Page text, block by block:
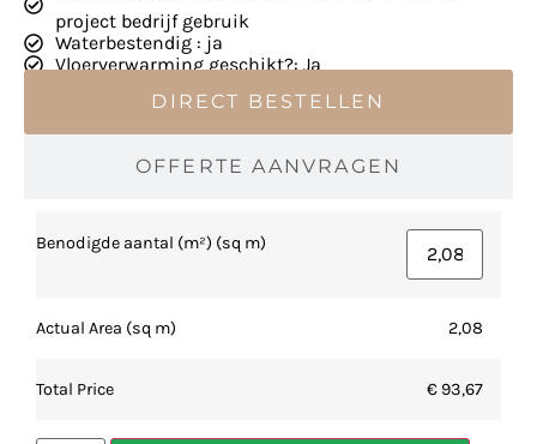
project bedrijf gebruik
Waterbestendig : ja
Vloerverwarming geschikt?: Ja
DIRECT BESTELLEN
OFFERTE AANVRAGEN
Benodigde aantal (m²) (sq m)
Actual Area (sq m) 2,08
Total Price € 93,67